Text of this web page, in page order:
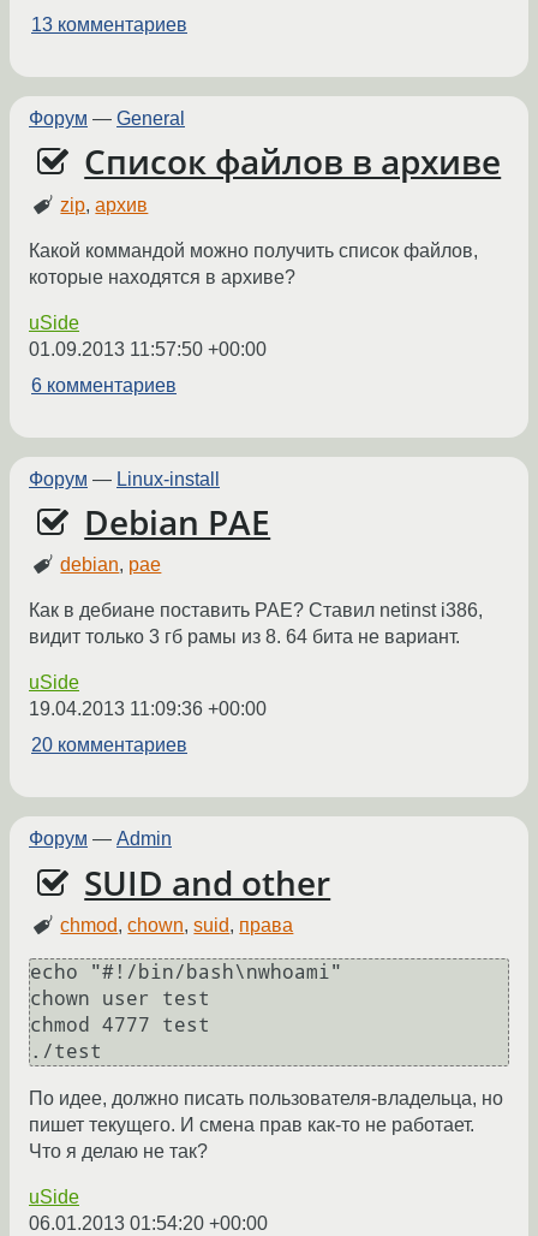
13 комментариев
Форум — General
Список файлов в архиве
zip,архив
Какой коммандой можно получить список файлов,
которые находятся в архиве?
uSide
01.09.2013 11:57:50 +00:00
6 комментариев
Форум — Linux-install
Debian PAE
debian, pae
Как в дебиане поставить PAE? Ставил netinst i386,
видит только 3 гб рамы из 8. 64 бита не вариант.
uSide
19.04.2013 11:09:36 +00:00
20 комментариев
Форум — Admin
SUID and other
chmod,chown,suid, права
echo "#!/bin/bash\nwhoami"
chown user test
chmod 4777 test
По идее, должно писать пользователя-владельца, но
пишет текущего. И смена прав как-то не работает.
Что я делаю не так?
uSide
06.01.2013 01:54:20 +00:00